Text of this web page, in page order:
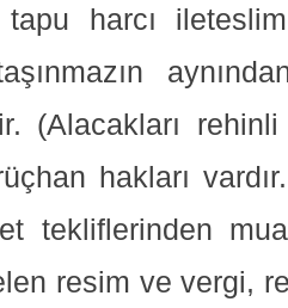
harcı ileteslim
(Alacakları rehinli
hakları
tekliflerinden
resim ve vergi,